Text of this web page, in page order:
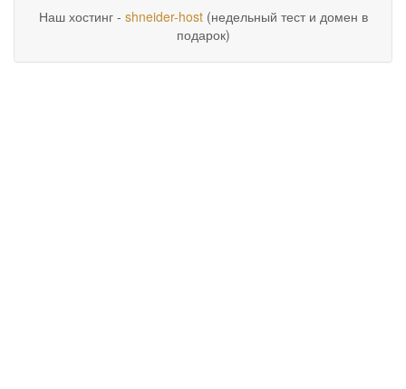
Наш хостинг - shneider-host(недельный тест и домен в
подарок)